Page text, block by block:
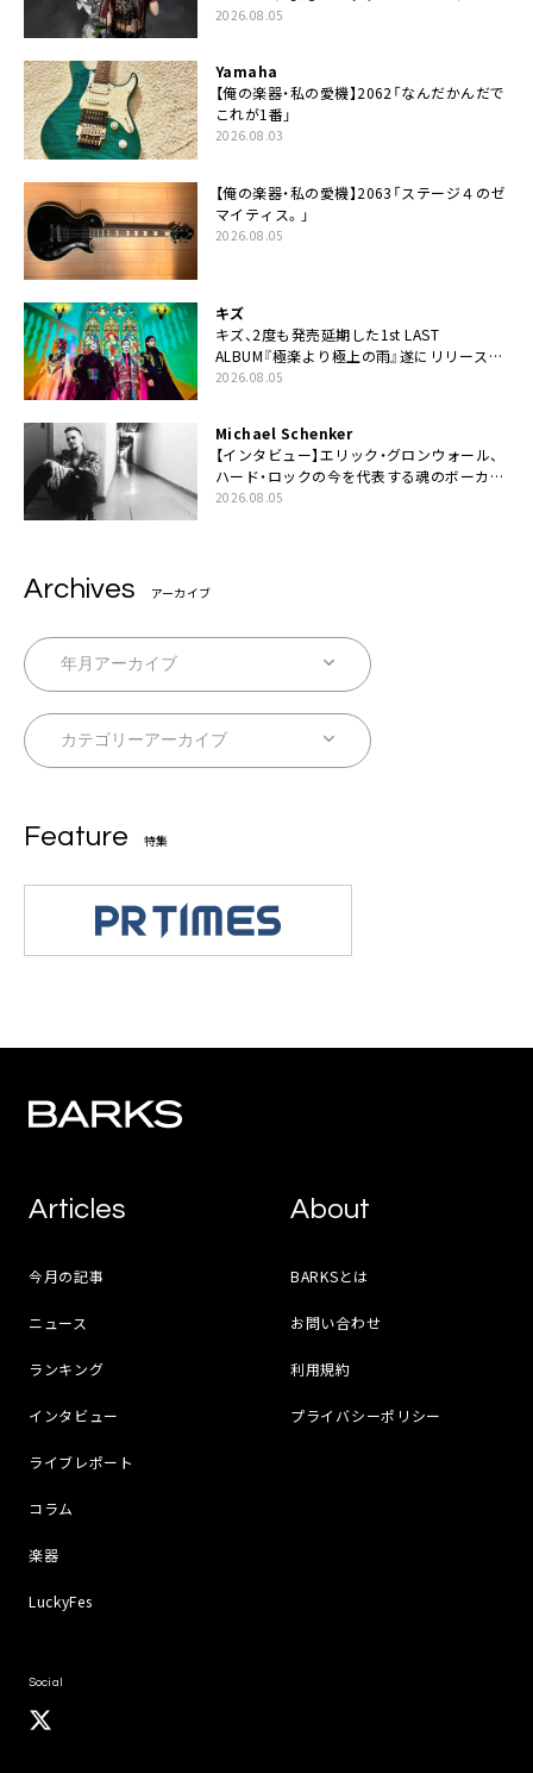
ー
2026.08.05
Yamaha
【俺の楽器・私の愛機】2062「なんだかんだで
これが1番」
2026.08.03
【俺の楽器・私の愛機】2063「ステージ４のゼ
マイティス。」
2026.08.05
キズ
キズ、2度も発売延期した1st LAST
ALBUM『極楽より極上の雨』遂にリリース。
収録曲「はじまり」MV公開
2026.08.05
Michael Schenker
【インタビュー】エリック・グロンウォール、
ハード・ロックの今を代表する魂のボーカリ
スト来日決定
2026.08.05
Archives アーカイブ
Feature 特集
Articles
今月の記事
ニュース
ランキング
インタビュー
ライブレポート
コラム
楽器
LuckyFes
About
BARKSとは
お問い合わせ
利用規約
プライバシーポリシー
Social